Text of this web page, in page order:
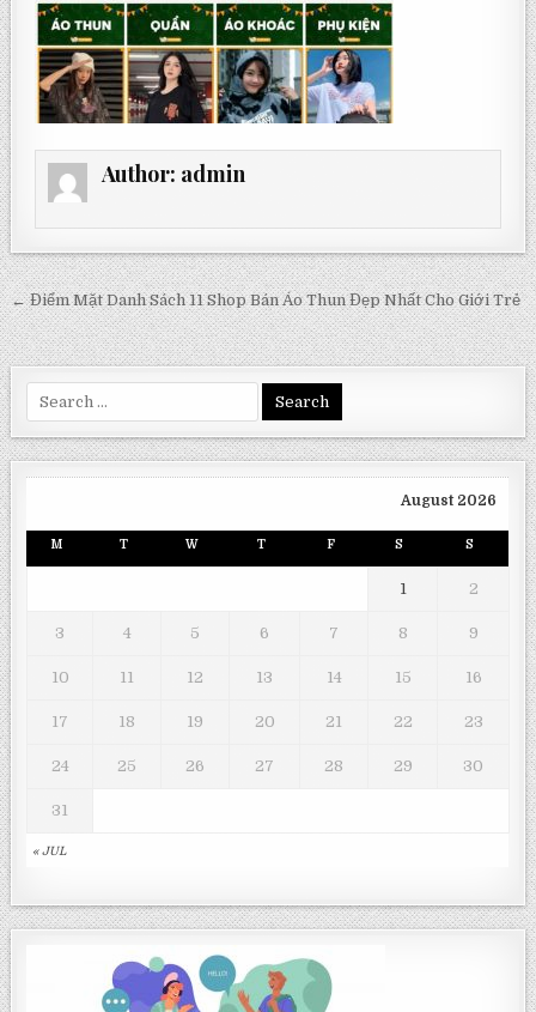
Author: admin
Post
navigation
← Điểm Mặt Danh Sách 11 Shop Bán Áo Thun Đẹp Nhất Cho Giới Trẻ
August 2026
M T W T F S S
« JUL
1 2
3 4 5 6 7 8 9
10 11 12 13 14 15 16
17 18 19 20 21 22 23
24 25 26 27 28 29 30
31